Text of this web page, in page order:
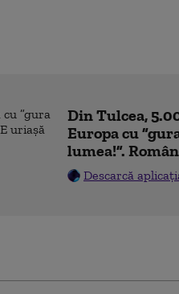
Din Tulcea,
Europa cu
lumea!”.
Descarcă